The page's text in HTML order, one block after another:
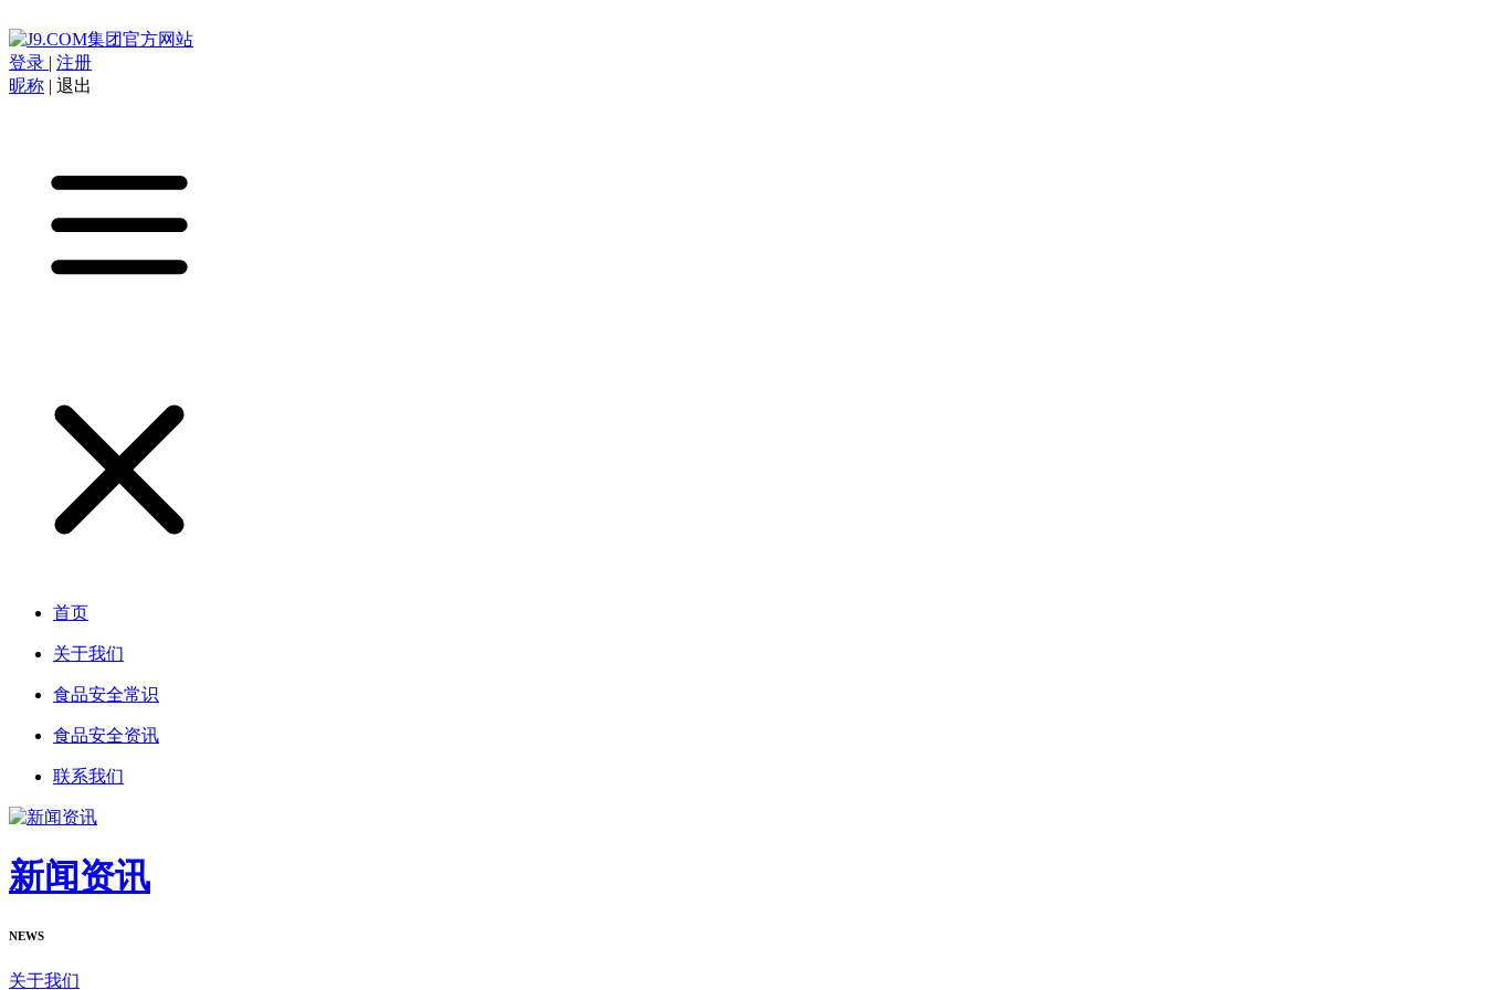
登录 | 注册
昵称 | 退出
首页
关于我们
食品安全常识
食品安全资讯
联系我们
新闻资讯
NEWS
关于我们